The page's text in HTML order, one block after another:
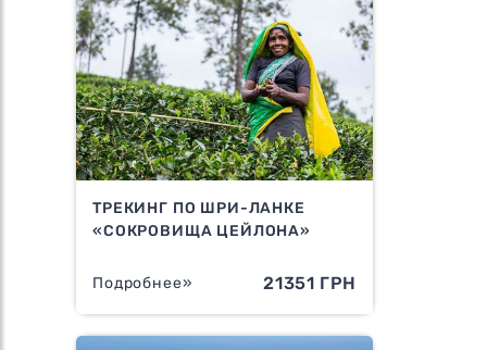
ТРЕКИНГ ПО ШРИ-ЛАНКЕ
«СОКРОВИЩА ЦЕЙЛОНА»
Подробнее» 21351 ГРН